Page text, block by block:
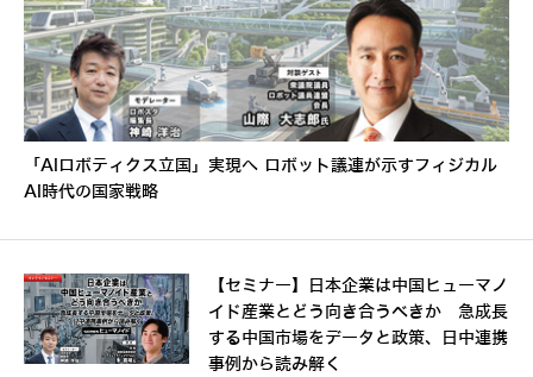
「AIロボティクス立国」実現へ ロボット議連が示すフィジカル
AI時代の国家戦略
【セミナー】日本企業は中国ヒューマノ
イド産業とどう向き合うべきか 急成長
する中国市場をデータと政策、日中連携
事例から読み解く